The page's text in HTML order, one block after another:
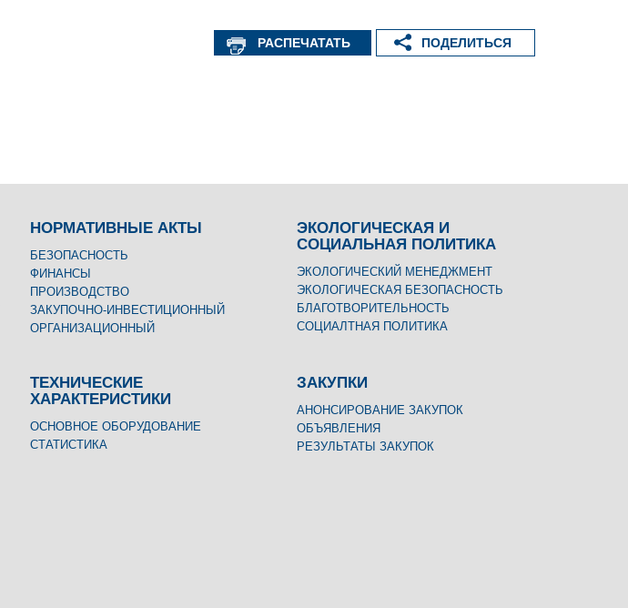
НОРМАТИВНЫЕ АКТЫ
БЕЗОПАСНОСТЬ
ФИНАНСЫ
ПРОИЗВОДСТВО
ЗАКУПОЧНО-ИНВЕСТИЦИОННЫЙ
ОРГАНИЗАЦИОННЫЙ
ЭКОЛОГИЧЕСКАЯ И
СОЦИАЛЬНАЯ ПОЛИТИКА
ЭКОЛОГИЧЕСКИЙ МЕНЕДЖМЕНТ
ЭКОЛОГИЧЕСКАЯ БЕЗОПАСНОСТЬ
БЛАГОТВОРИТЕЛЬНОСТЬ
СОЦИАЛТНАЯ ПОЛИТИКА
ТЕХНИЧЕСКИЕ
ХАРАКТЕРИСТИКИ
ОСНОВНОЕ ОБОРУДОВАНИЕ
СТАТИСТИКА
ЗАКУПКИ
АНОНСИРОВАНИЕ ЗАКУПОК
ОБЪЯВЛЕНИЯ
РЕЗУЛЬТАТЫ ЗАКУПОК